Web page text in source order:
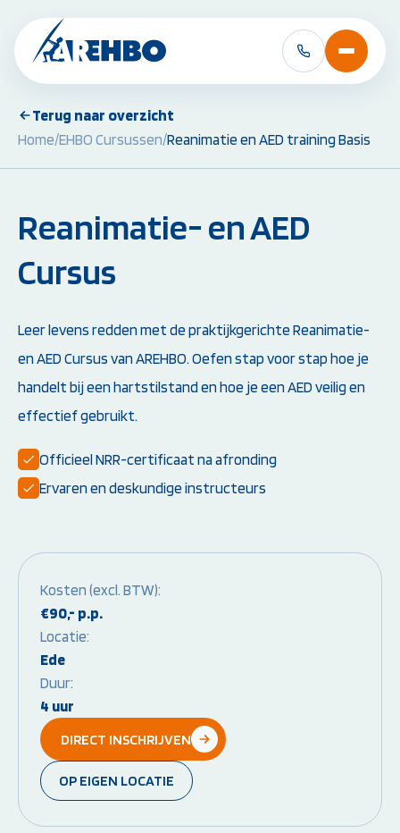
BHV Cursussen &
BHV Herhaling
BHV Brand en Ontruiming
Alle BHV Cursussen
EHBO Cursussen
EHBO bij baby's en
Opleiding EHBO-instructeur
Opleiding BLS-instructeur
(NRR)
Herhalingscursus PBLS- en
Bekijk alle
instructeursopleidingen
nodig hebt?
Stel je vraag
Terug naar overzicht
Home/EHBO Cursussen/Reanimatie en AED training Basis
Reanimatie- en AED
Cursus
Leer levens redden met de praktijkgerichte Reanimatie-
en AED Cursus van AREHBO. Oefen stap voor stap hoe je
handelt bij een hartstilstand en hoe je een AED veilig en
effectief gebruikt.
Officieel NRR-certificaat na afronding
Ervaren en deskundige instructeurs
Kosten (excl. BTW):
€90,- p.p.
Locatie:
Ede
Duur:
4 uur
DIRECT INSCHRIJVEN
OP EIGEN LOCATIE